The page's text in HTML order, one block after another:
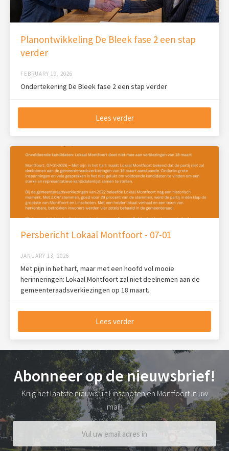
Planontwikkeling De Bleek fase 2 een stap
verder
FEBRUARY 19, 2026
Ondertekening De Bleek fase 2 een stap verder
Lees verder
Persbericht Lokaal Montfoort - 07-01
JANUARY 13, 2026
Met pijn in het hart, maar met een hoofd vol mooie
herinneringen: Lokaal Montfoort zal niet deelnemen aan de
gemeenteraadsverkiezingen op 18 maart.
Lees verder
Abonneer op de nieuwsbrief!
Krijg het laatste nieuws uit Linschoten en Montfoort in uw
mail.